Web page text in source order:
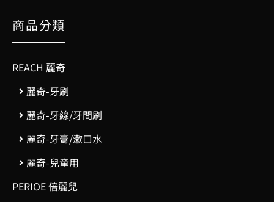
商品分類
REACH 麗奇
麗奇-牙刷
麗奇-牙線/牙間刷
麗奇-牙膏/漱口水
麗奇-兒童用
PERIOE 倍麗兒